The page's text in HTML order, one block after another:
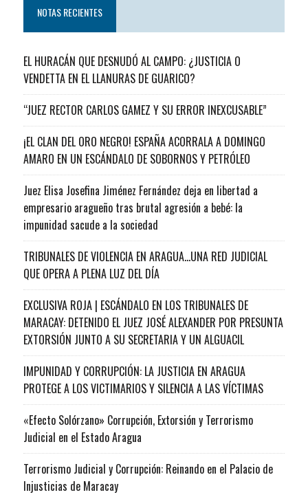
NOTAS RECIENTES
EL HURACÁN QUE DESNUDÓ AL CAMPO: ¿JUSTICIA O
VENDETTA EN EL LLANURAS DE GUARICO?
“JUEZ RECTOR CARLOS GAMEZ Y SU ERROR INEXCUSABLE”
¡EL CLAN DEL ORO NEGRO! ESPAÑA ACORRALA A DOMINGO
AMARO EN UN ESCÁNDALO DE SOBORNOS Y PETRÓLEO
Juez Elisa Josefina Jiménez Fernández deja en libertad a
empresario aragueño tras brutal agresión a bebé: la
impunidad sacude a la sociedad
TRIBUNALES DE VIOLENCIA EN ARAGUA…UNA RED JUDICIAL
QUE OPERA A PLENA LUZ DEL DÍA
EXCLUSIVA ROJA | ESCÁNDALO EN LOS TRIBUNALES DE
MARACAY: DETENIDO EL JUEZ JOSÉ ALEXANDER POR PRESUNTA
EXTORSIÓN JUNTO A SU SECRETARIA Y UN ALGUACIL
IMPUNIDAD Y CORRUPCIÓN: LA JUSTICIA EN ARAGUA
PROTEGE A LOS VICTIMARIOS Y SILENCIA A LAS VÍCTIMAS
«Efecto Solórzano» Corrupción, Extorsión y Terrorismo
Judicial en el Estado Aragua
Terrorismo Judicial y Corrupción: Reinando en el Palacio de
Injusticias de Maracay